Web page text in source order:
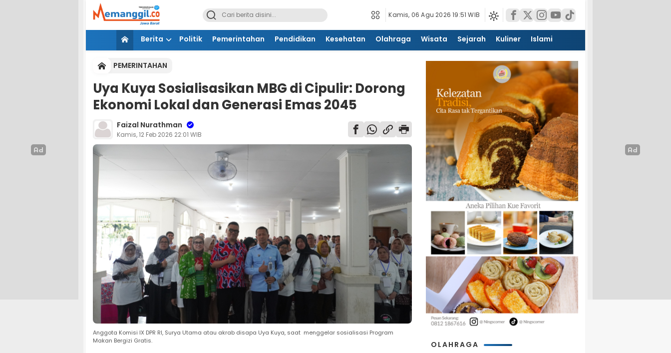
Kamis, 06 Agu 2026 19:51 WIB
Berita Politik Pemerintahan Pendidikan Kesehatan Olahraga Wisata Sejarah Kuliner Islami
PEMERINTAHAN
Uya Kuya Sosialisasikan MBG di Cipulir: Dorong
Ekonomi Lokal dan Generasi Emas 2045
Faizal Nurathman
Kamis, 12 Feb 2026 22:01 WIB
Anggota Komisi IX DPR RI, Surya Utama atau akrab disapa Uya Kuya, saat menggelar sosialisasi Program
Makan Bergizi Gratis.
OLAHRAGA